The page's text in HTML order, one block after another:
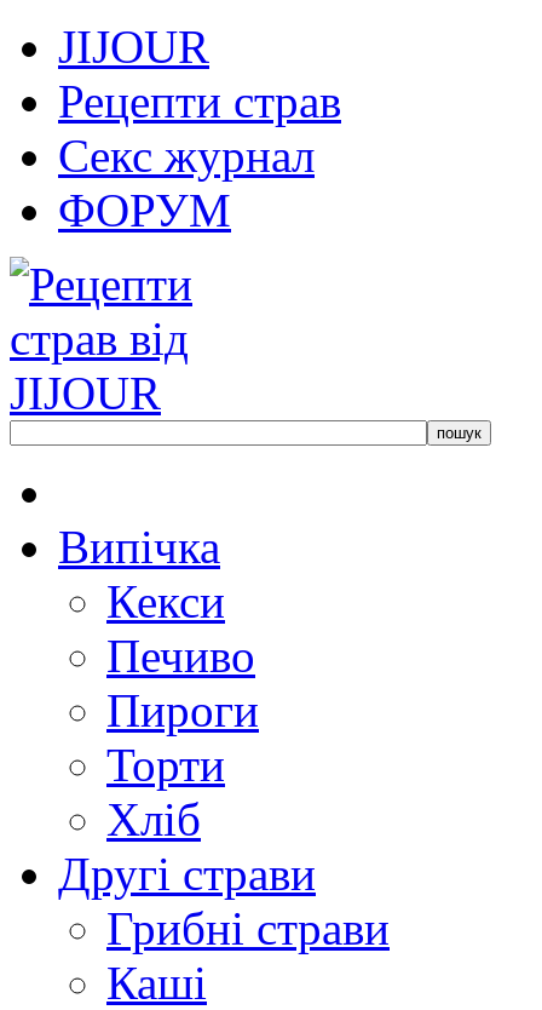
JIJOUR
Рецепти страв
Секс журнал
ФОРУМ
Випічка
Кекси
Печиво
Пироги
Торти
Хліб
Другі страви
Грибні страви
Каші